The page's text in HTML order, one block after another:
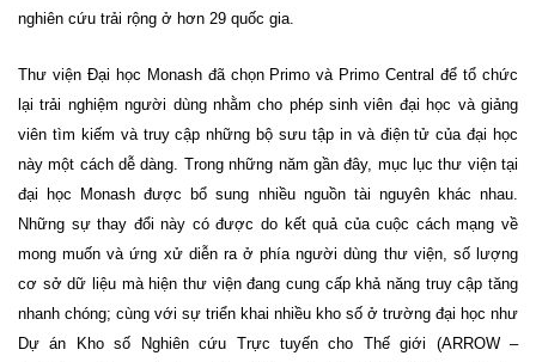
nghiên cứu trải rộng ở hơn 29 quốc gia.
Thư viện Đại học Monash đã chọn Primo và Primo Central để tổ chức
lại trải nghiệm người dùng nhằm cho phép sinh viên đại học và giảng
viên tìm kiếm và truy cập những bộ sưu tập in và điện tử của đại học
này một cách dễ dàng. Trong những năm gần đây, mục lụcthư viện tại
đại học Monash được bổ sung nhiều nguồn tài nguyên khác nhau.
Những sự thay đổi này có được do kết quả của cuộc cách mạng về
mong muốn và ứng xử diễn ra ởphíangười dùng thư viện, số lượng
cơ sở dữ liệu mà hiện thư viện đang cung cấp khả năng truy cập tăng
nhanh chóng; cùng với sự triển khai nhiều kho số ở trường đại học như
Dự án Kho số Nghiên cứu Trực tuyến cho Thế giới (ARROW –